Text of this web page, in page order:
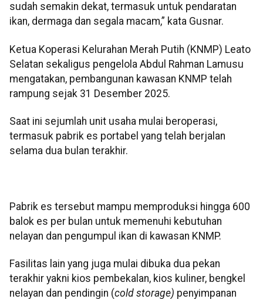
sudah semakin dekat, termasuk untuk pendaratan
ikan, dermaga dan segala macam,” kata Gusnar.
Ketua Koperasi Kelurahan Merah Putih (KNMP) Leato
Selatan sekaligus pengelola Abdul Rahman Lamusu
mengatakan, pembangunan kawasan KNMP telah
rampung sejak 31 Desember 2025.
Saat ini sejumlah unit usaha mulai beroperasi,
termasuk pabrik es portabel yang telah berjalan
selama dua bulan terakhir.
Pabrik es tersebut mampu memproduksi hingga 600
balok es per bulan untuk memenuhi kebutuhan
nelayan dan pengumpul ikan di kawasan KNMP.
Fasilitas lain yang juga mulai dibuka dua pekan
terakhir yakni kios pembekalan, kios kuliner, bengkel
nelayan dan pendingin (cold storage) penyimpanan